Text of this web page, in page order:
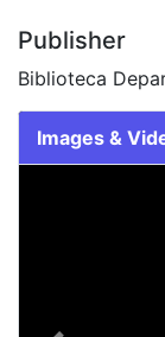
Publisher
Biblioteca
Images &